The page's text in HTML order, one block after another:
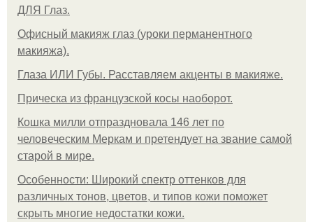
ДЛЯ Глаз.
Офисный макияж глаз (уроки перманентного
макияжа).
Глаза ИЛИ Губы. Расставляем акценты в макияже.
Прическа из французской косы наоборот.
Кошка милли отпраздновала 146 лет по
человеческим Меркам и претендует на звание самой
старой в мире.
Особенности: Широкий спектр оттенков для
различных тонов, цветов, и типов кожи поможет
скрыть многие недостатки кожи.